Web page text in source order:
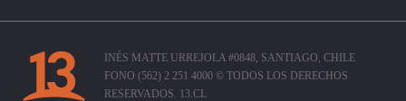
INÉS MATTE URREJOLA #0848, SANTIAGO, CHILE
FONO (562) 2 251 4000 © TODOS LOS DERECHOS
RESERVADOS. 13.CL